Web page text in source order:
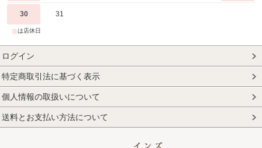
30 31
■は店休日
ログイン
特定商取引法に基づく表示
個人情報の取扱いについて
送料とお支払い方法について